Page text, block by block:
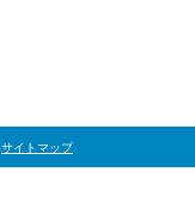
サイトマップ